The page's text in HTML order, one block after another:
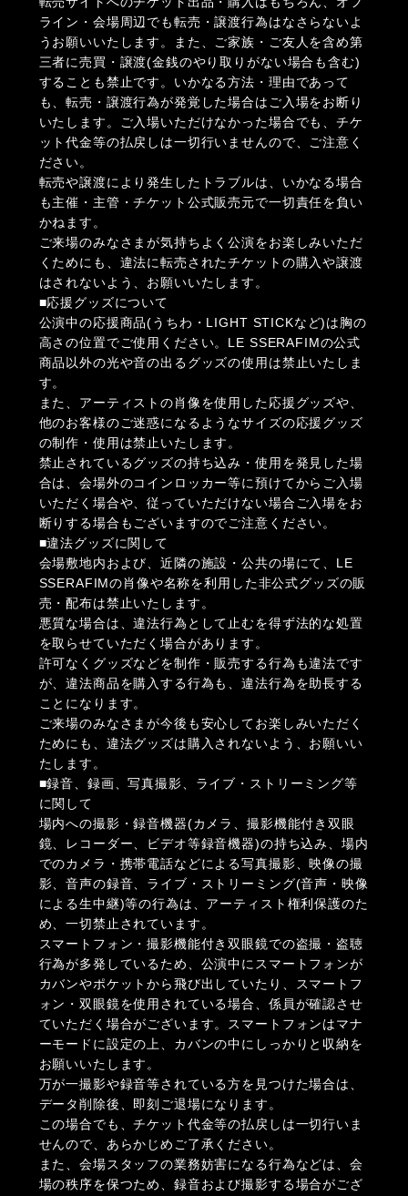
ライン・会場周辺でも転売・譲渡行為はなさらないよ
うお願いいたします。また、ご家族・ご友人を含め第
三者に売買・譲渡(金銭のやり取りがない場合も含む)
することも禁止です。いかなる方法・理由であって
も、転売・譲渡行為が発覚した場合はご入場をお断り
いたします。ご入場いただけなかった場合でも、チケ
ット代金等の払戻しは一切行いませんので、ご注意く
ださい。
転売や譲渡により発生したトラブルは、いかなる場合
も主催・主管・チケット公式販売元で一切責任を負い
かねます。
ご来場のみなさまが気持ちよく公演をお楽しみいただ
くためにも、違法に転売されたチケットの購入や譲渡
はされないよう、お願いいたします。
■応援グッズについて
公演中の応援商品(うちわ・LIGHT STICKなど)は胸の
高さの位置でご使用ください。LE SSERAFIMの公式
商品以外の光や音の出るグッズの使用は禁止いたしま
す。
また、アーティストの肖像を使用した応援グッズや、
他のお客様のご迷惑になるようなサイズの応援グッズ
の制作・使用は禁止いたします。
禁止されているグッズの持ち込み・使用を発見した場
合は、会場外のコインロッカー等に預けてからご入場
いただく場合や、従っていただけない場合ご入場をお
断りする場合もございますのでご注意ください。
■違法グッズに関して
会場敷地内および、近隣の施設・公共の場にて、LE
SSERAFIMの肖像や名称を利用した非公式グッズの販
売・配布は禁止いたします。
悪質な場合は、違法行為として止むを得ず法的な処置
を取らせていただく場合があります。
許可なくグッズなどを制作・販売する行為も違法です
が、違法商品を購入する行為も、違法行為を助長する
ことになります。
ご来場のみなさまが今後も安心してお楽しみいただく
ためにも、違法グッズは購入されないよう、お願いい
たします。
■録音、録画、写真撮影、ライブ・ストリーミング等
に関して
場内への撮影・録音機器(カメラ、撮影機能付き双眼
鏡、レコーダー、ビデオ等録音機器)の持ち込み、場内
でのカメラ・携帯電話などによる写真撮影、映像の撮
影、音声の録音、ライブ・ストリーミング(音声・映像
による生中継)等の行為は、アーティスト権利保護のた
め、一切禁止されています。
スマートフォン・撮影機能付き双眼鏡での盗撮・盗聴
行為が多発しているため、公演中にスマートフォンが
カバンやポケットから飛び出していたり、スマートフ
ォン・双眼鏡を使用されている場合、係員が確認させ
ていただく場合がございます。スマートフォンはマナ
ーモードに設定の上、カバンの中にしっかりと収納を
お願いいたします。
万が一撮影や録音等されている方を見つけた場合は、
データ削除後、即刻ご退場になります。
この場合でも、チケット代金等の払戻しは一切行いま
せんので、あらかじめご了承ください。
また、会場スタッフの業務妨害になる行為などは、会
場の秩序を保つため、録音および撮影する場合がござ